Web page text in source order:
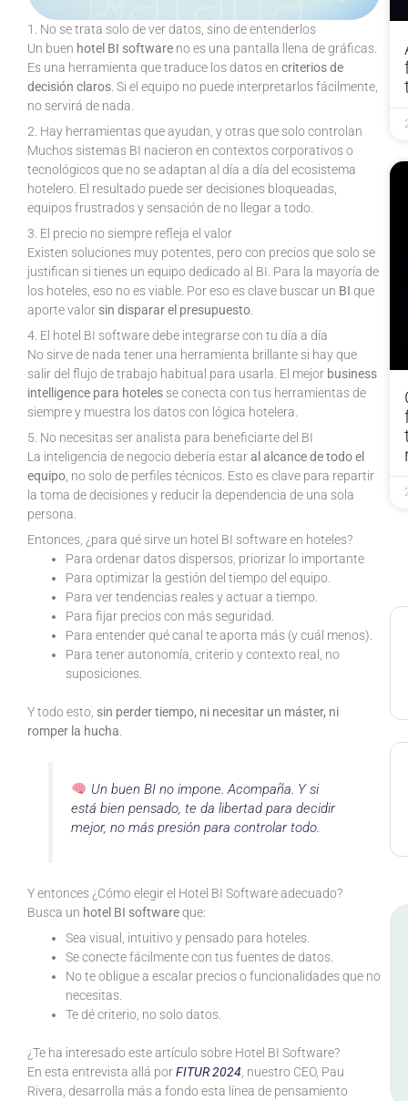
1. No se trata solo de ver datos, sino de entenderlos
Un buen hotel BI software no es una pantalla llena de gráficas.
Es una herramienta que traduce los datos en criterios de
decisión claros. Si el equipo no puede interpretarlos fácilmente,
no servirá de nada.
2. Hay herramientas que ayudan, y otras que solo controlan
Muchos sistemas BI nacieron en contextos corporativos o
tecnológicos que no se adaptan al día a día del ecosistema
hotelero. El resultado puede ser decisiones bloqueadas,
equipos frustrados y sensación de no llegar a todo.
3. El precio no siempre refleja el valor
Existen soluciones muy potentes, pero con precios que solo se
justifican si tienes un equipo dedicado al BI. Para la mayoría de
los hoteles, eso no es viable. Por eso es clave buscar un BI que
aporte valor sin disparar el presupuesto.
4. El hotel BI software debe integrarse con tu día a día
No sirve de nada tener una herramienta brillante si hay que
salir del flujo de trabajo habitual para usarla. El mejor business
intelligence para hoteles se conecta con tus herramientas de
siempre y muestra los datos con lógica hotelera.
5. No necesitas ser analista para beneficiarte del BI
La inteligencia de negocio debería estaral alcance de todo el
equipo, no solo de perfiles técnicos. Esto es clave para repartir
la toma de decisiones y reducir la dependencia de una sola
persona.
Entonces, ¿para qué sirve un hotel BI software en hoteles?
Para ordenar datos dispersos, priorizar lo importante
Para optimizar la gestión del tiempo del equipo.
Para ver tendencias reales y actuar a tiempo.
Para fijar precios con más seguridad.
Para entender qué canal te aporta más (y cuál menos).
Para tener autonomía, criterio y contexto real, no
suposiciones.
Y todo esto, sin perder tiempo, ni necesitar un máster, ni
romper la hucha.
Un buen BI no impone. Acompaña. Y si
está bien pensado, te da libertad para decidir
mejor, no más presión para controlar todo.
Y entonces ¿Cómo elegir el Hotel BI Software adecuado?
Busca un hotel BI softwareque:
Sea visual, intuitivo y pensado para hoteles.
Se conecte fácilmente con tus fuentes de datos.
No te obligue a escalar precios o funcionalidades que no
necesitas.
Te dé criterio, no solo datos.
¿Te ha interesado este artículo sobre Hotel BI Software?
En esta entrevista allá porFITUR 2024 , nuestro CEO, Pau
Rivera, desarrolla más a fondo esta línea de pensamiento